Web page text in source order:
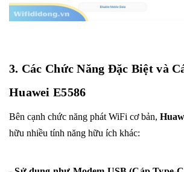
3. Các Chức Năng Đặc Biệt và
Huawei E5586
Bên cạnh chức năng phát WiFi cơ bản,
hữu nhiều tính năng hữu ích khác: